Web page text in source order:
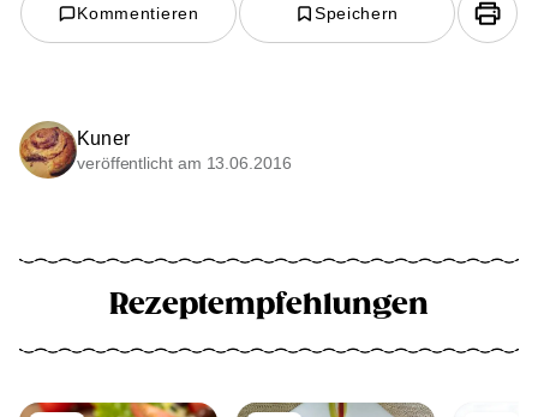
Kommentieren Speichern
Kuner
veröffentlicht am 13.06.2016
Rezeptempfehlungen